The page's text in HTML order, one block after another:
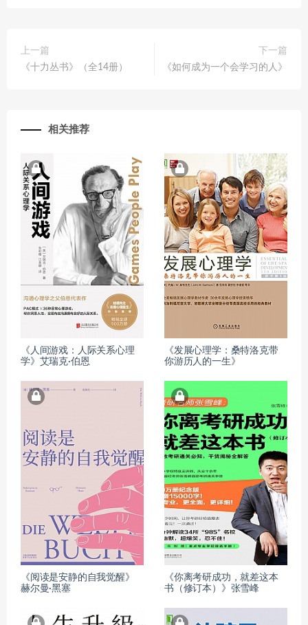
上一篇
《十力丛书》（全14册）
下一篇
《如何成为一个会学习的人》
相关推荐
《人间游戏：人际关系心理
学》艾瑞克·伯恩
《发展心理学：桑特洛克带
你游历人的一生》
《阅读是安静的自我觉醒》
赫尔曼·黑塞
《你离考研成功，就差这本
书（修订本）》张雪峰